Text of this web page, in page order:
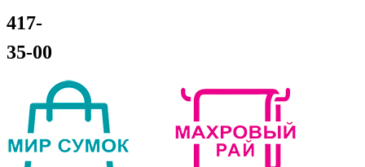
417-
35-00